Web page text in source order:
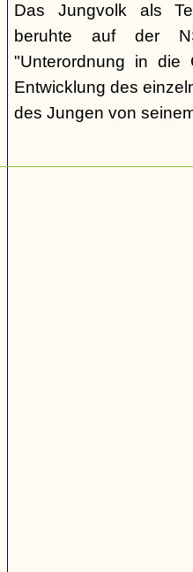
Das Jungvolk als
beruhte auf der
"Unterordnung in die
Entwicklung des
des Jungen von